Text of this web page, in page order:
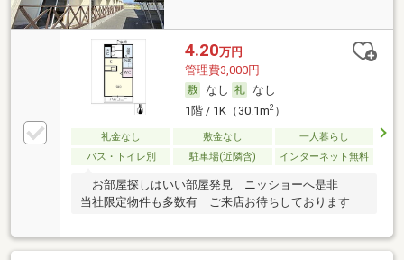
4.20万円
管理費3,000円
なし
なし
1階 / 1K（30.1m2）
礼金なし 敷金なし
一人暮らし
バス・トイレ別
駐車場(近隣含) インターネット無料
お部屋探しはいい部屋発見 ニッショーへ是非
当社限定物件も多数有 ご来店お待ちしております